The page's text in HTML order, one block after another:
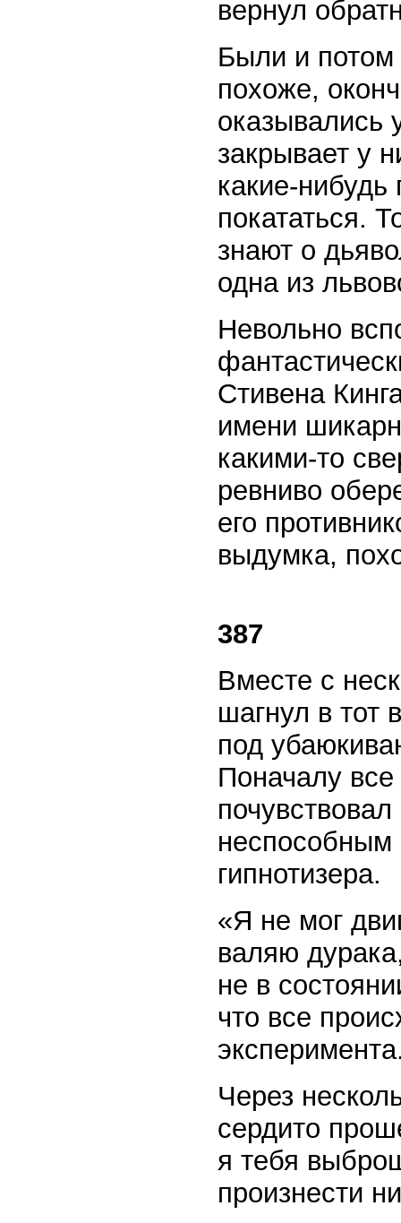
вернул
Были и потом
похоже,
оказывались
закрывает у
какие-нибудь
покататься.
знают о
одна из
Невольно
Стивена
имени
какими-то
ревниво
его
выдумка,
387
Вместе с
шагнул в тот
под
Поначалу
гипнотизера.
«Я не мог
валяю
не в
что все
Через
сердито
я тебя
произнести